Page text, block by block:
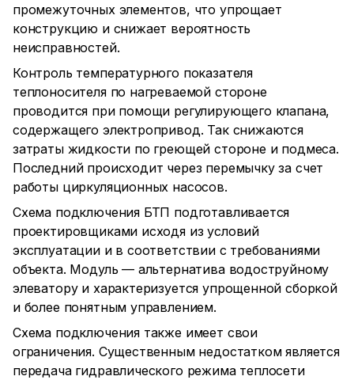
промежуточных элементов, что упрощает
конструкцию и снижает вероятность
неисправностей.
Контроль температурного показателя
теплоносителя по нагреваемой стороне
проводится при помощи регулирующего клапана,
содержащего электропривод. Так снижаются
затраты жидкости по греющей стороне и подмеса.
Последний происходит через перемычку за счет
работы циркуляционных насосов.
Схема подключения БТП подготавливается
проектировщиками исходя из условий
эксплуатации и в соответствии с требованиями
объекта. Модуль — альтернатива водоструйному
элеватору и характеризуется упрощенной сборкой
и более понятным управлением.
Схема подключения также имеет свои
ограничения. Существенным недостатком является
передача гидравлического режима теплосети